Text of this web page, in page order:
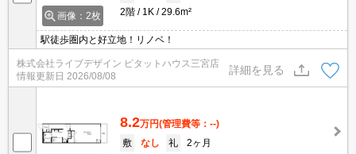
画像：2枚
2階
1K 29.6m²
駅徒歩圏内と好立地！リノベ！
株式会社ライブデザイン ピタットハウス三宮店
情報更新日 2026/08/08
詳細を見る
8.2万円(管理費等：--)
敷
なし 礼
2ヶ月